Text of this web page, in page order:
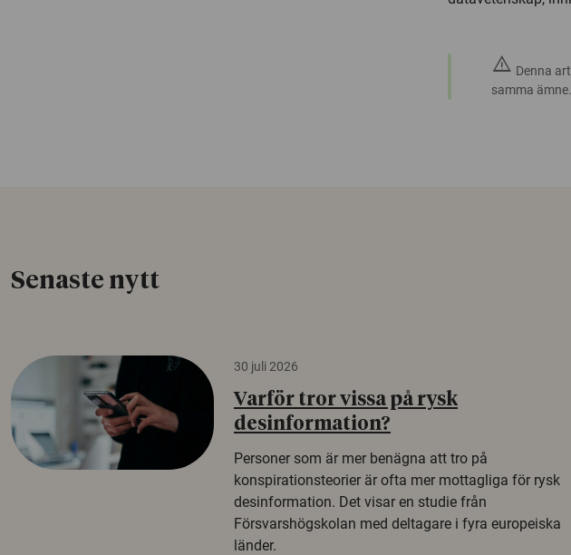
warning Denna
samma
Senaste nytt
30 juli 2026
Varför tror vissa på rysk
desinformation?
Personer som är mer benägna att tro på
konspirationsteorier är ofta mer mottagliga för rysk
desinformation. Det visar en studie från
Försvarshögskolan med deltagare i fyra europeiska
länder.